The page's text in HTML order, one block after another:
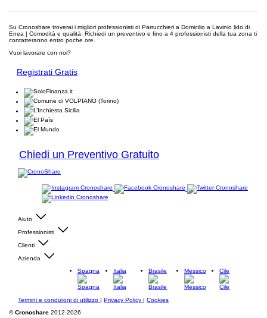
Su Cronoshare troverai i migliori professionisti di Parrucchieri a Domicilio a Lavinio lido di
Enea | Comodità e qualità. Richiedi un preventivo e fino a 4 professionisti della tua zona ti
contatteranno entro poche ore.
Vuoi lavorare con noi?
Registrati Gratis
Chiedi un Preventivo Gratuito
Aiuto
Professionisti
Clienti
Azienda
Spagna
Italia Brasile Messico Cile
Termini e condizioni di utilizzo | Privacy Policy | Cookies
©Cronoshare 2012-2026